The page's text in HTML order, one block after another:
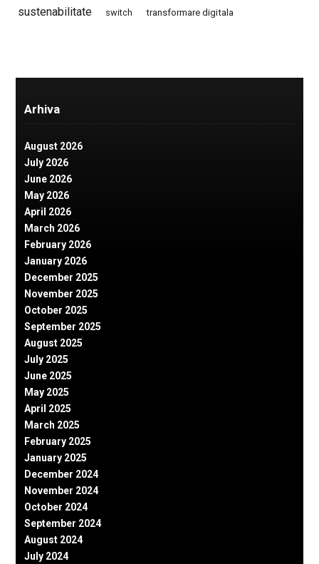
sustenabilitate switch transformare digitala
Arhiva
August 2026
July 2026
June 2026
May 2026
April 2026
March 2026
February 2026
January 2026
December 2025
November 2025
October 2025
September 2025
August 2025
July 2025
June 2025
May 2025
April 2025
March 2025
February 2025
January 2025
December 2024
November 2024
October 2024
September 2024
August 2024
July 2024